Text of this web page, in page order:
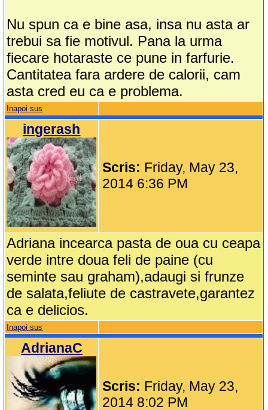
Nu spun ca e bine asa, insa nu asta ar
trebui sa fie motivul. Pana la urma
fiecare hotaraste ce pune in farfurie.
Cantitatea fara ardere de calorii, cam
asta cred eu ca e problema.
Inapoi sus
ingerash
Scris: Friday, May 23,
2014 6:36 PM
Adriana incearca pasta de oua cu ceapa
verde intre doua feli de paine (cu
seminte sau graham),adaugi si frunze
de salata,feliute de castravete,garantez
ca e delicios.
Inapoi sus
AdrianaC
Scris: Friday, May 23,
2014 8:02 PM